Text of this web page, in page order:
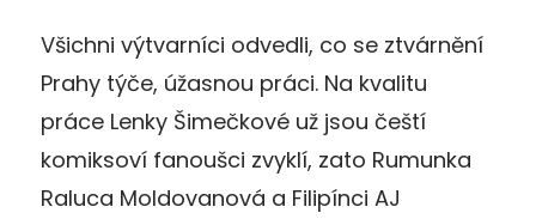
Všichni výtvarníci odvedli, co se ztvárnění
Prahy týče, úžasnou práci. Na kvalitu
práce Lenky Šimečkové už jsou čeští
komiksoví fanoušci zvyklí, zato Rumunka
Raluca Moldovanová a Filipínci AJ